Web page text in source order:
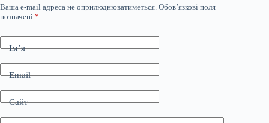
Ваша e-mail адреса не оприлюднюватиметься. Обов’язкові поля
позначені *
Ім’я
Email
Сайт